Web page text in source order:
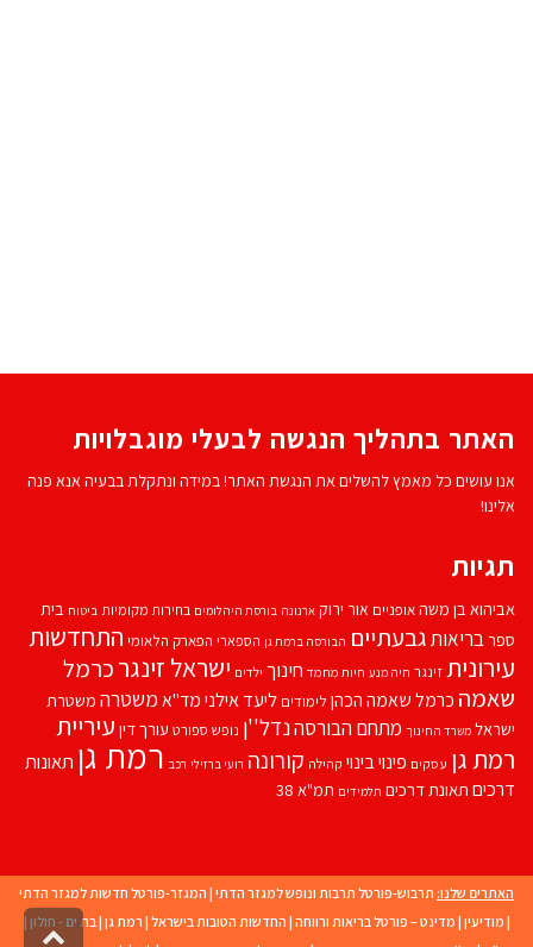
האתר בתהליך הנגשה לבעלי מוגבלויות
אנו עושים כל מאמץ להשלים את הנגשת האתר! במידה ונתקלת בבעיה אנא פנה
אלינו!
תגיות
אביהוא בן משהאופניים אור ירוק ארנונה בורסת היהלומים בחירות מקומיות ביטוח בית
ספרבריאותגבעתיים הבורסה ברמת גן הספארי הפארק הלאומי התחדשות
עירוניתזינגר חיה מנע חיות מחמד חינוך ילדים ישראל זינגרכרמל
שאמה כרמל שאמה הכהן לימודים ליעד אילנימד''אמשטרה משטרת
ישראל משרד החינוך מתחם הבורסהנדל''ן נופש ספורט עורך דין עיריית
רמת גן עסקים פינוי בינוי קהילה קורונה רועי ברזילי רכב רמת גן תאונות
דרכים תאונת דרכים תלמידים תמ"א 38
האתרים שלנו: תרבוש-פורטל תרבות ונופש למגזר הדתי | המגזר-פורטל חדשות למגזר הדתי
| מודיעין | מדינט – פורטל בריאות ורווחה | החדשות הטובות בישראל | רמת גן |בת ים - חולון |